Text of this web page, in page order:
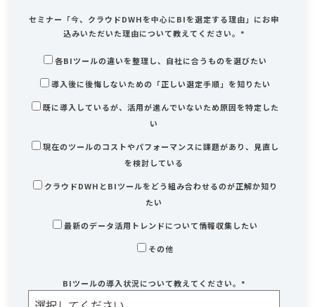
セミナー「今、クラウドDWHを中心にBIを選定する理由」にお申
込みいただいた理由について教えてください。 *
各BIツールの違いを整理し、自社に合うものを選びたい
導入後に後悔しないための「正しい選定手順」を知りたい
既に導入しているが、活用が進んでいないため原因を特定した
い
現在のツールのコストやパフォーマンスに課題があり、見直し
を検討している
クラウドDWHとBIツールをどう組み合わせるのが正解か知り
たい
最新のデータ活用トレンドについて情報収集したい
その他
BIツールの導入状況について教えてください。 *